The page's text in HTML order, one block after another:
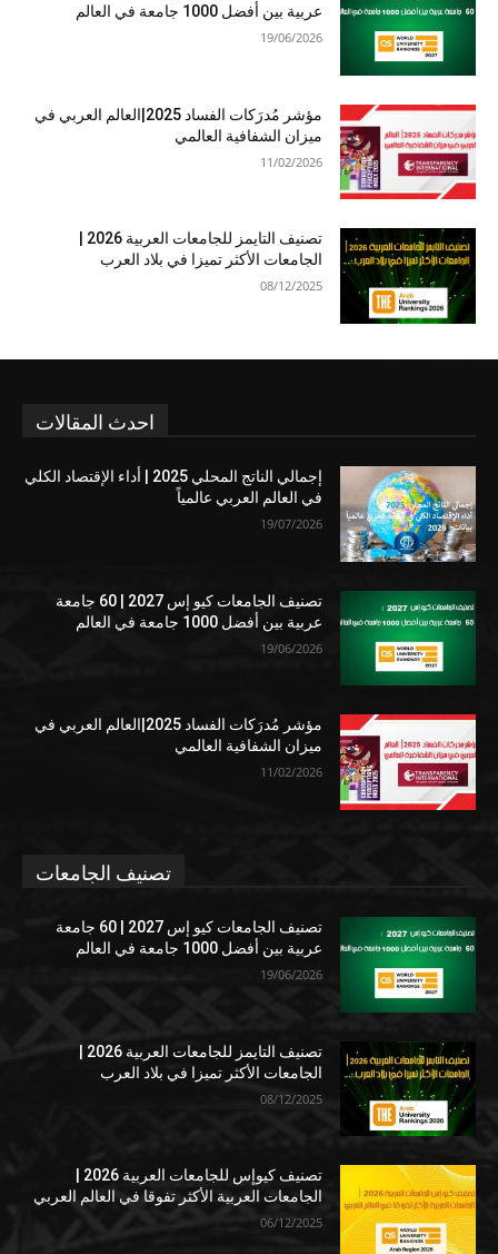
عربية بين أفضل 1000 جامعة في العالم
19/06/2026
مؤشر مُدرَكات الفساد 2025|العالم العربي في
ميزان الشفافية العالمي
11/02/2026
الجامعات الأكثر تميزا في بلاد العرب
08/12/2025
احدث المقالات
إجمالي الناتج المحلي 2025 | أداء الإقتصاد الكلي
في العالم العربي عالمياً
19/07/2026
تصنيف الجامعات كيو إس 2027 | 60 جامعة
عربية بين أفضل 1000 جامعة في العالم
19/06/2026
مؤشر مُدرَكات الفساد 2025|العالم العربي في
ميزان الشفافية العالمي
11/02/2026
تصنيف الجامعات
تصنيف الجامعات كيو إس 2027 | 60 جامعة
عربية بين أفضل 1000 جامعة في العالم
19/06/2026
الجامعات الأكثر تميزا في بلاد العرب
08/12/2025
الجامعات العربية الأكثر تفوقا في العالم العربي
06/12/2025